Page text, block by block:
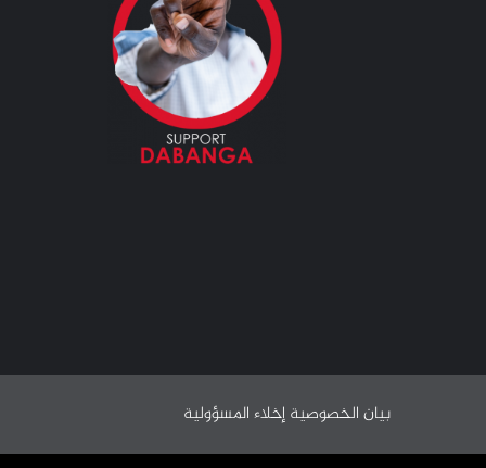
بيان الخصوصيةإخلاء المسؤولية